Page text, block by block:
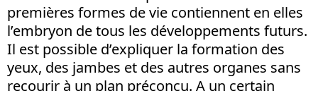
premières formes de vie contiennent en elles
l’embryon de tous les développements futurs.
Il est possible d’expliquer la formation des
yeux, des jambes et des autres organes sans
recourir à un plan préconçu. A un certain